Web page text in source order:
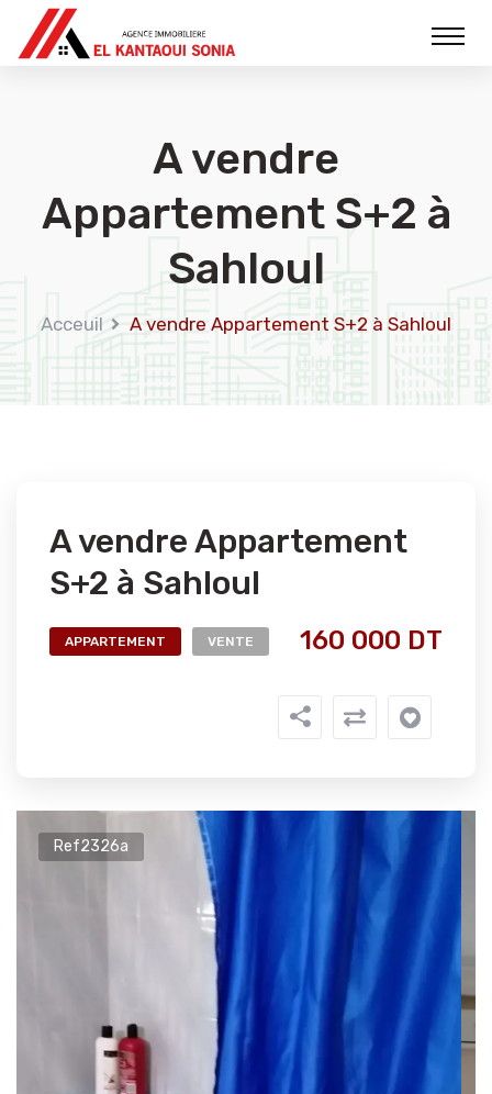
A vendre
Appartement S+2 à
Sahloul
Acceuil A vendre Appartement S+2 à Sahloul
A vendre Appartement
S+2 à Sahloul
APPARTEMENT VENTE 160 000 DT
Ref2326a